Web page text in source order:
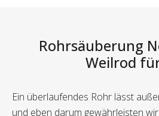
Rohrsäuberung
Weilrod
Ein überlaufendes Rohr lässt
und eben darum gewährleisten